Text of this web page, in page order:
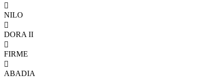

NILO

DORA II

FIRME

ABADIA